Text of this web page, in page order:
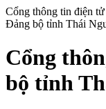
Cổng thông tin điện tử
Đảng bộ tỉnh Thái
Cổng
bộ tỉnh